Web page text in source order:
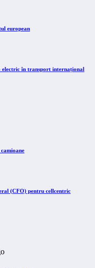
european
electric în transport internațional
(CFO) pentru cellcentric